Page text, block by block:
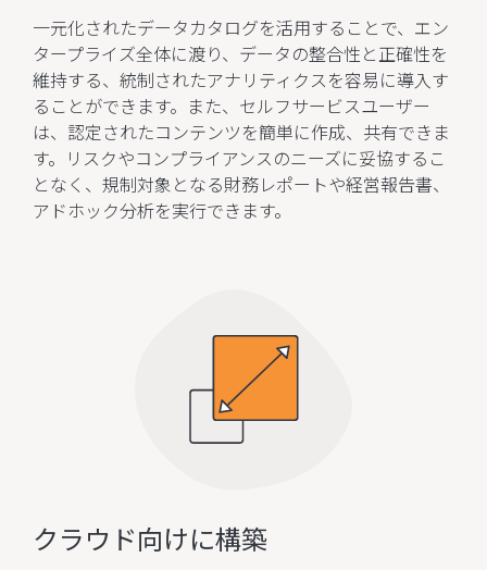
一元化されたデータカタログを活用することで、エン
タープライズ全体に渡り、データの整合性と正確性を
維持する、統制されたアナリティクスを容易に導入す
ることができます。また、セルフサービスユーザー
は、認定されたコンテンツを簡単に作成、共有できま
す。リスクやコンプライアンスのニーズに妥協するこ
となく、規制対象となる財務レポートや経営報告書、
アドホック分析を実行できます。
クラウド向けに構築